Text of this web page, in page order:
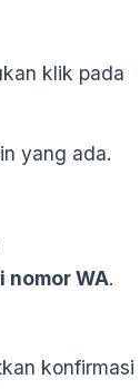
klik pada
yang ada.
WA.
konfirmasi